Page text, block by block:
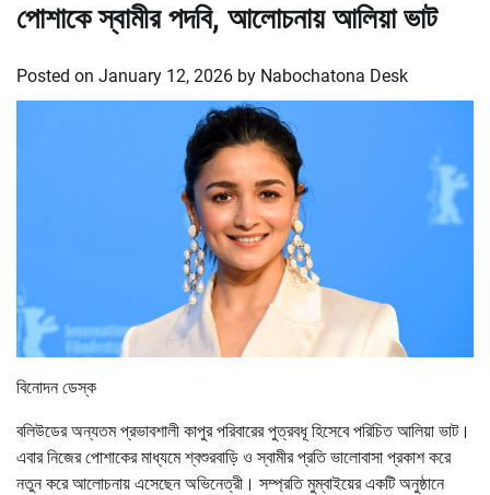
পোশাকে স্বামীর পদবি, আলোচনায় আলিয়া ভাট
Posted on January 12, 2026 by Nabochatona Desk
বিনোদন ডেস্ক
বলিউডের অন্যতম প্রভাবশালী কাপুর পরিবারের পুত্রবধূ হিসেবে পরিচিত আলিয়া ভাট।
এবার নিজের পোশাকের মাধ্যমে শ্বশুরবাড়ি ও স্বামীর প্রতি ভালোবাসা প্রকাশ করে
নতুন করে আলোচনায় এসেছেন অভিনেত্রী। সম্প্রতি মুম্বাইয়ের একটি অনুষ্ঠানে